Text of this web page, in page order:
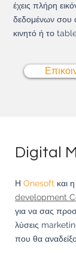
έχεις πλήρη
δεδομένων σου
κινητό ή το
Digital
Η Onesoft και η
development
για να σας
λύσεις
που θα